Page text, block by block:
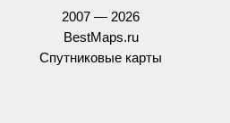
2007 — 2026
BestMaps.ru
Спутниковые карты